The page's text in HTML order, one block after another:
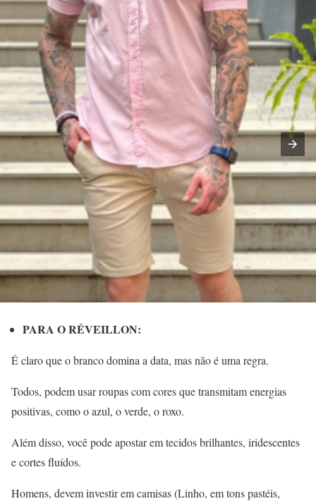
PARA O RÉVEILLON:
É claro que o branco domina a data, mas não é uma regra.
Todos, podem usar roupas com cores que transmitam energias
positivas, como o azul, o verde, o roxo.
Além disso, você pode apostar em tecidos brilhantes, iridescentes
e cortes fluídos.
Homens, devem investir em camisas (Linho, em tons pastéis,